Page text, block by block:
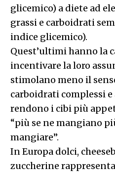
glicemico) a diete ad
grassi e carboidrati
indice glicemico).
Quest’ultimi hanno la
incentivare la loro
stimolano meno il
carboidrati complessi
rendono i cibi più
“più se ne mangiano
mangiare”.
In Europa dolci,
zuccherine